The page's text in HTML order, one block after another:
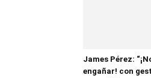
James Pérez:
engañar! con